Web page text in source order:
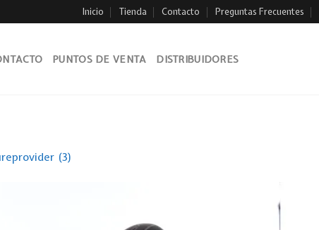
Inicio Tienda Contacto Preguntas Frecuentes
PUNTOS DE VENTA DISTRIBUIDORES
(3)